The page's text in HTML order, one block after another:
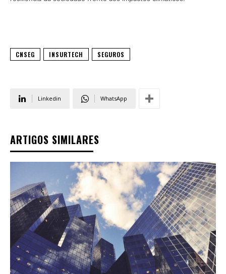
CNSEG INSURTECH SEGUROS
Linkedin WhatsApp
ARTIGOS SIMILARES